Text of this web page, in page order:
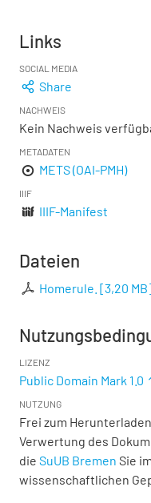
Links
SOCIAL MEDIA
Share
NACHWEIS
Kein Nachweis
METADATEN
METS (OAI-PMH)
IIIF
IIIF-Manifest
Dateien
Homerule. [3,20 MB
LIZENZ
Public Domain Mark 1.0
NUTZUNG
Frei zum
Verwertung des
die SuUB Bremen Sie
wissenschaftlichen